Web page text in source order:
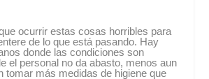
ocurrir estas cosas horribles para
de lo que está pasando. Hay
donde las condiciones son
el personal no da abasto, menos aun
tomar más medidas de higiene que